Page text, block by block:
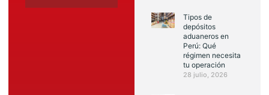
Tipos de
depósitos
aduaneros en
Perú: Qué
régimen necesita
tu operación
28 julio, 2026